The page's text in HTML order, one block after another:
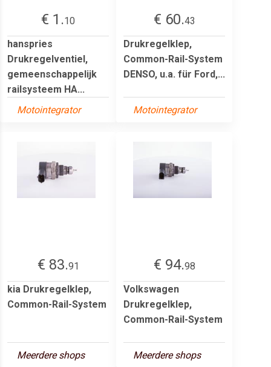
€ 1.10
hanspries
Drukregelventiel,
gemeenschappelijk
railsysteem HA...
Motointegrator
€ 60.43
Drukregelklep,
Common-Rail-System
DENSO, u.a. für Ford,...
Motointegrator
€ 83.91
kia Drukregelklep,
Common-Rail-System
Meerdere shops
€ 94.98
Volkswagen
Drukregelklep,
Common-Rail-System
Meerdere shops